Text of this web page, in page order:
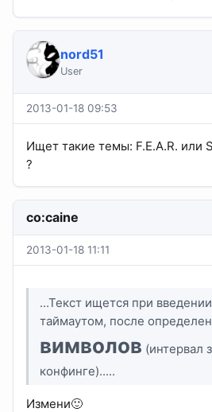
nord51
User
2013-01-18 09:53
Ищет такие темы: F.E.A.R. или
?
co:caine
2013-01-18 11:11
...Текст ищется при
таймаутом, после
вимволов (интервал
конфинге).....
Измени🙂